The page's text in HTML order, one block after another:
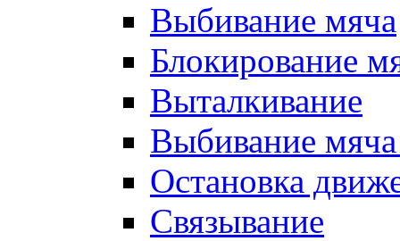
Выбивание мяча
Блокирование
Выталкивание
Выбивание
Остановка
Связывание